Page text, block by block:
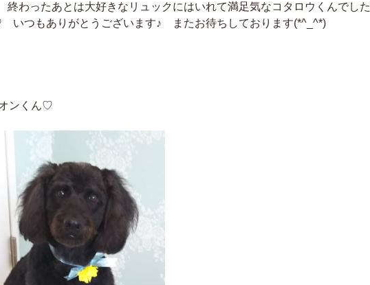
わったあとは大好きなリュックにはいれて満足気なコタロウくんでした
つもありがとうございます♪ またお待ちしております(*^_^*)
ンくん♡